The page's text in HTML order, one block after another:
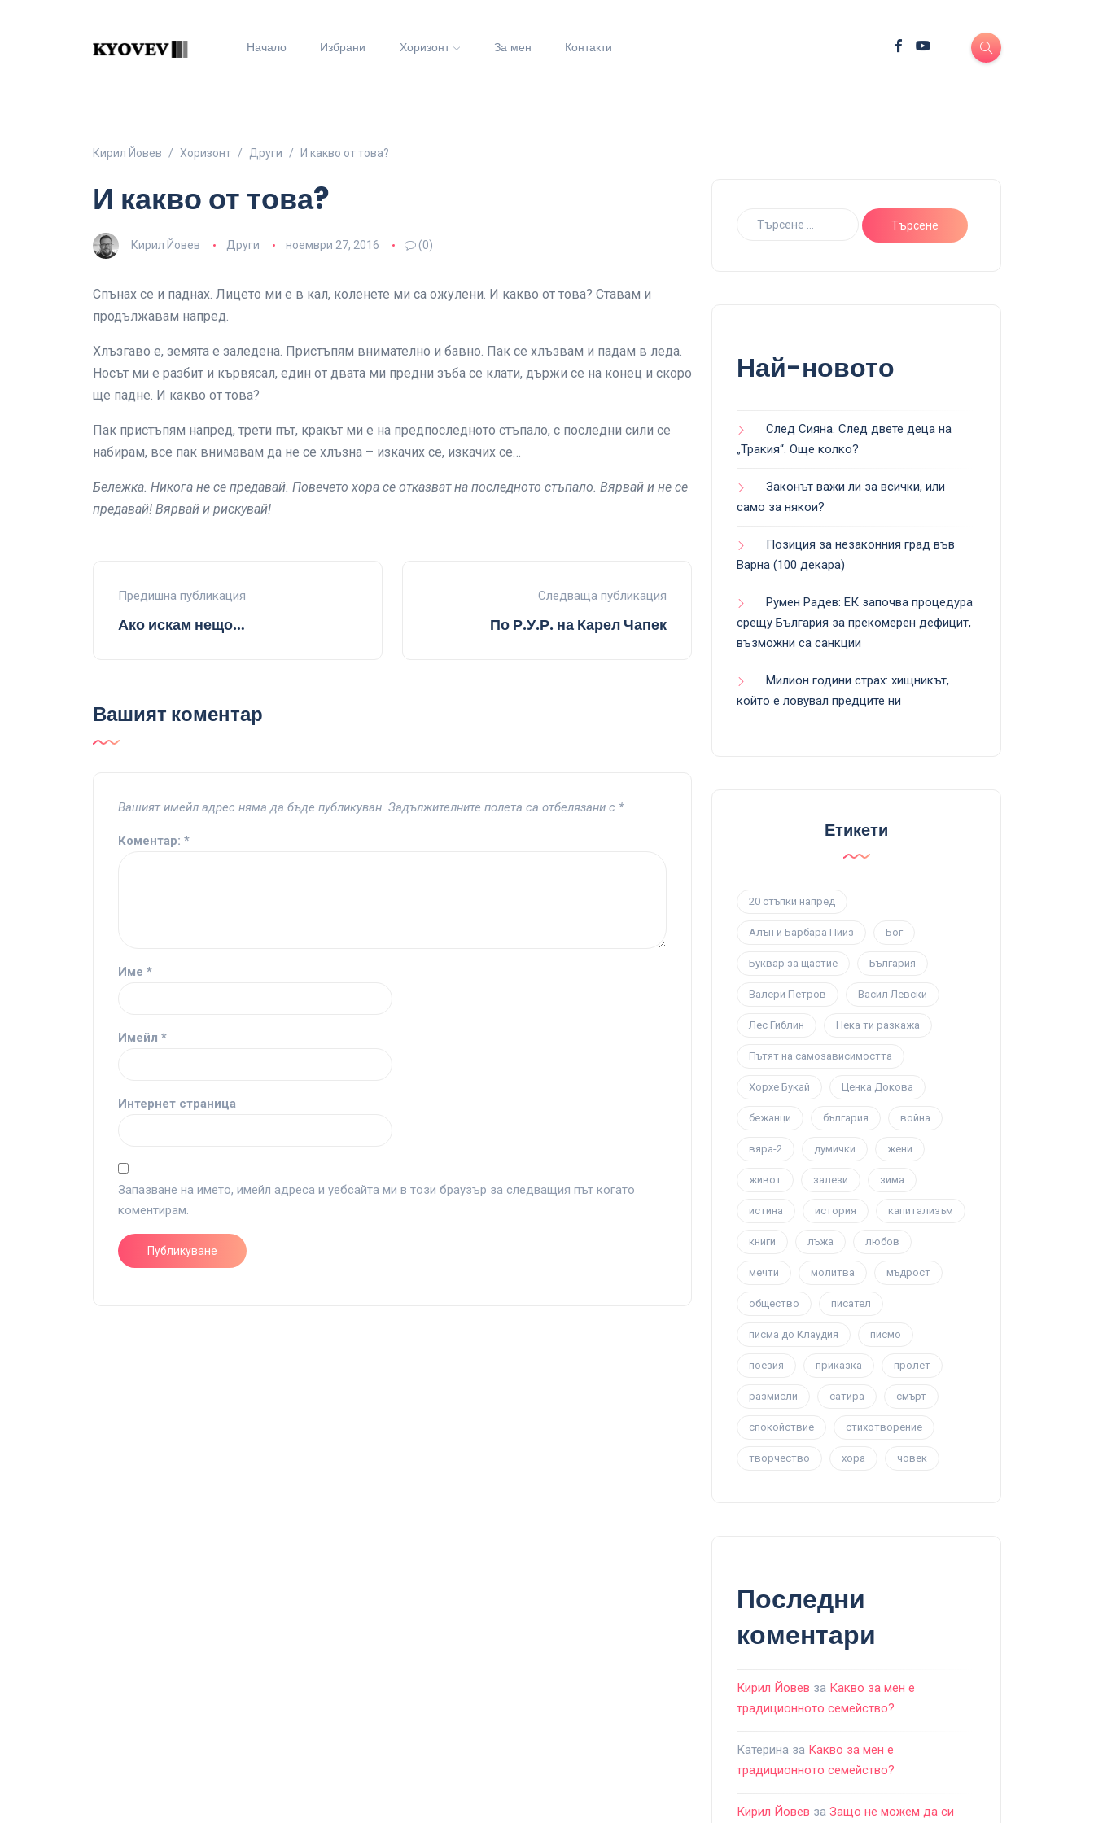
Начало Избрани Хоризонт За мен Контакти
Кирил Йовев Хоризонт Други И какво от това?
И какво от това?
Кирил Йовев Други ноември 27, 2016 (0)
Спънах се и паднах. Лицето ми е в кал, коленете ми са ожулени. И какво от това? Ставам и
продължавам напред.
Хлъзгаво е, земята е заледена. Пристъпям внимателно и бавно. Пак се хлъзвам и падам в леда.
Носът ми е разбит и кървясал, един от двата ми предни зъба се клати, държи се на конец и скоро
ще падне. И какво от това?
Пак пристъпям напред, трети път, кракът ми е на предпоследното стъпало, с последни сили се
набирам, все пак внимавам да не се хлъзна – изкачих се, изкачих се…
Бележка. Никога не се предавай. Повечето хора се отказват на последното стъпало. Вярвай и не се
предавай! Вярвай и рискувай!
Предишна публикация
Ако искам нещо…
Следваща публикация
По Р.У.Р. на Карел Чапек
Вашият коментар
Вашият имейл адрес няма да бъде публикуван. Задължителните полета са отбелязани с *
Коментар: *
Име *
Имейл *
Интернет страница
Запазване на името, имейл адреса и уебсайта ми в този браузър за следващия път когато
коментирам.
Най-новото
След Сияна. След двете деца на
„Тракия“. Още колко?
Законът важи ли за всички, или
само за някои?
Позиция за незаконния град във
Варна (100 декара)
Румен Радев: ЕК започва процедура
срещу България за прекомерен дефицит,
възможни са санкции
Милион години страх: хищникът,
който е ловувал предците ни
Етикети
20 стъпки напред
Алън и Барбара Пийз Бог
Буквар за щастие България
Валери Петров Васил Левски
Лес Гиблин Нека ти разкажа
Пътят на самозависимостта
Хорхе Букай Ценка Докова
бежанци българия война
вяра-2 думички жени
живот залези зима
истина история капитализъм
книги лъжа любов
мечти молитва мъдрост
общество писател
писма до Клаудия писмо
поезия приказка пролет
размисли сатира смърт
спокойствие стихотворение
творчество хора човек
Последни
коментари
Кирил Йовев за Какво за мен е
традиционното семейство?
Катерина за Какво за мен е
традиционното семейство?
Кирил Йовев за Защо не можем да си